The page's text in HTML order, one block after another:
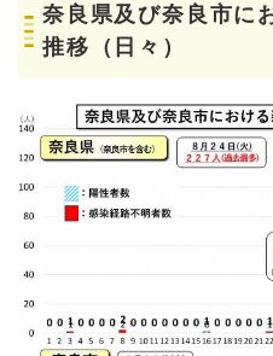
奈良県及び奈良市に
推移（日々）